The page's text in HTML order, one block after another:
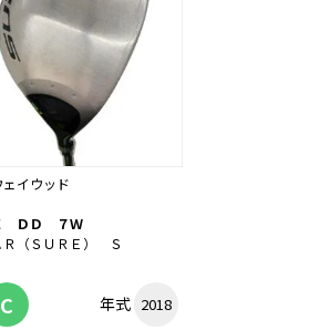
イウッド
ＤＤ ７Ｗ
Ｒ（ＳＵＲＥ） Ｓ
C 年式 2018